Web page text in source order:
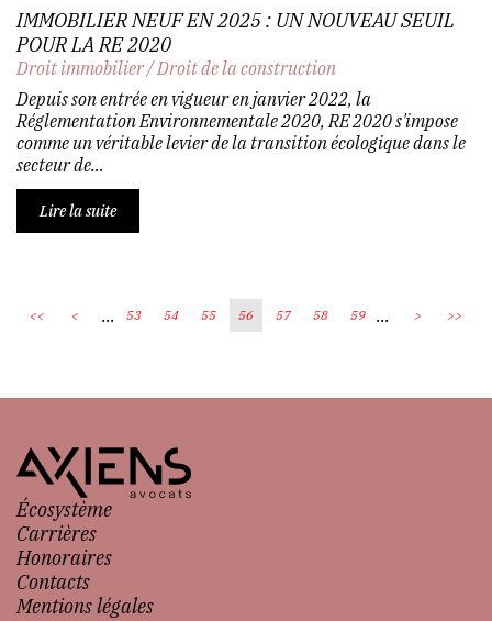
IMMOBILIER NEUF EN 2025 : UN NOUVEAU SEUIL
POUR LA RE 2020
Droit immobilier/Droit de la construction
Depuis son entrée en vigueur en janvier 2022, la
Réglementation Environnementale 2020, RE 2020 s'impose
comme un véritable levier de la transition écologique dans le
secteur de...
Lire la suite
<< < ... 53 54 55 56 57 58 59 ... > >>
Écosystème
Carrières
Honoraires
Contacts
Mentions légales